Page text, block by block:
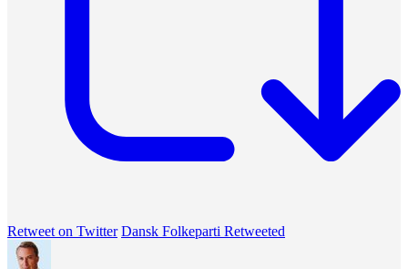
Retweet on Twitter Dansk Folkeparti Retweeted